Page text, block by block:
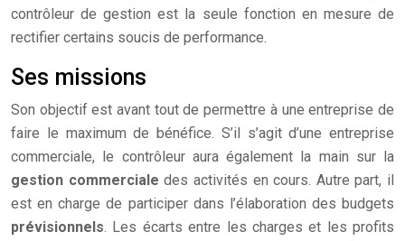
contrôleur de gestion est la seule fonction en mesure de
rectifier certains soucis de performance.
Ses missions
Son objectif est avant tout de permettre à une entreprise de
faire le maximum de bénéfice. S’il s’agit d’une entreprise
commerciale, le contrôleur aura également la main sur la
gestion commercialedes activités en cours. Autre part, il
est en charge de participer dans l’élaboration des budgets
prévisionnels. Les écarts entre les charges et les profits